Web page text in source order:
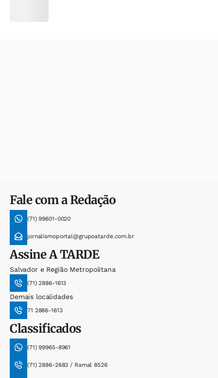
Fale com a Redação
(71) 99601-0020
jornalismoportal@grupoatarde.com.br
AssineA TARDE
Salvador e Região Metropolitana
(71) 2886-1613
Demais localidades
71 2886-1613
Classificados
(71) 99965-8961
(71) 2886-2683 / Ramal 8526